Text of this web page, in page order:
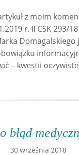
z moim
r. II CSK
Domagalskiego
– kwestii
błąd
30 września 2018